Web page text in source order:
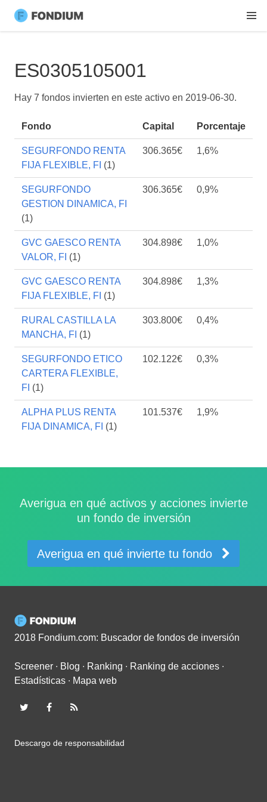
ES0305105001
Hay 7 fondos invierten en este activo en 2019-06-30.
Fondo Capital Porcentaje
SEGURFONDO RENTA
FIJA FLEXIBLE, FI (1)
306.365€ 1,6%
SEGURFONDO
GESTION DINAMICA, FI
(1)
306.365€ 0,9%
GVC GAESCO RENTA
VALOR, FI (1)
304.898€ 1,0%
GVC GAESCO RENTA
FIJA FLEXIBLE, FI (1)
304.898€ 1,3%
RURAL CASTILLA LA
MANCHA, FI (1)
303.800€ 0,4%
SEGURFONDO ETICO
CARTERA FLEXIBLE,
FI (1)
102.122€ 0,3%
ALPHA PLUS RENTA
FIJA DINAMICA, FI (1)
101.537€ 1,9%
Averigua en qué activos y acciones invierte
un fondo de inversión
Averigua en qué invierte tu fondo
2018 Fondium.com: Buscador de fondos de inversión
Screener ∙ Blog ∙ Ranking ∙ Ranking de acciones ∙
Estadísticas ∙ Mapa web
Descargo de responsabilidad